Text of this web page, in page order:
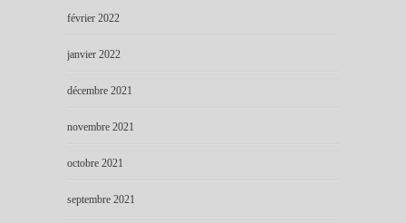
février 2022
janvier 2022
décembre 2021
novembre 2021
octobre 2021
septembre 2021